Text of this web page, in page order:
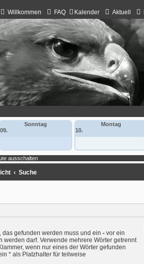
Willkommen FAQ Kalender Aktuell
Sonntag
09.
Montag
10.
ausschalten
Suche
das gefunden werden muss und ein -vor ein
werden darf. Verwende mehrere Wörter getrennt
wenn nur eines der Wörter gefunden
* als Platzhalter für teilweise